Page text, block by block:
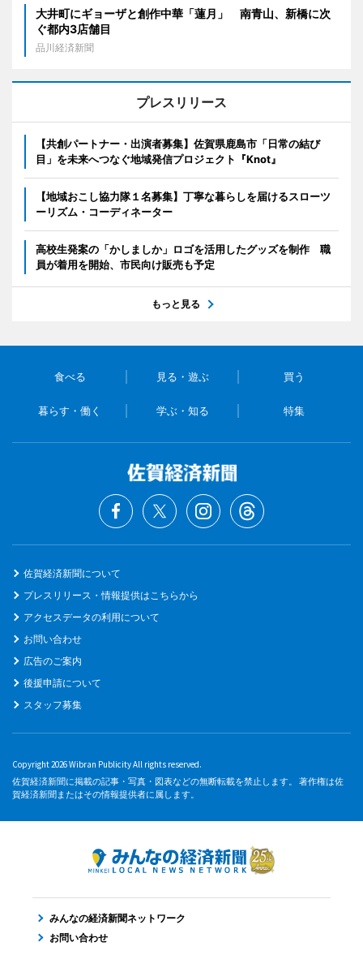
大井町にギョーザと創作中華「蓮月」 南青山、新橋に次
ぐ都内3店舗目
品川経済新聞
プレスリリース
【共創パートナー・出演者募集】佐賀県鹿島市「日常の結び
目」を未来へつなぐ地域発信プロジェクト『Knot』
【地域おこし協力隊１名募集】丁寧な暮らしを届けるスローツ
ーリズム・コーディネーター
高校生発案の「かしましか」ロゴを活用したグッズを制作 職
員が着用を開始、市民向け販売も予定
もっと見る
食べる 見る・遊ぶ 買う
暮らす・働く 学ぶ・知る 特集
佐賀経済新聞について
プレスリリース・情報提供はこちらから
アクセスデータの利用について
お問い合わせ
広告のご案内
後援申請について
スタッフ募集
Copyright 2026 Wibran Publicity All rights reserved.
佐賀経済新聞に掲載の記事・写真・図表などの無断転載を禁止します。 著作権は佐
賀経済新聞またはその情報提供者に属します。
みんなの経済新聞ネットワーク
お問い合わせ